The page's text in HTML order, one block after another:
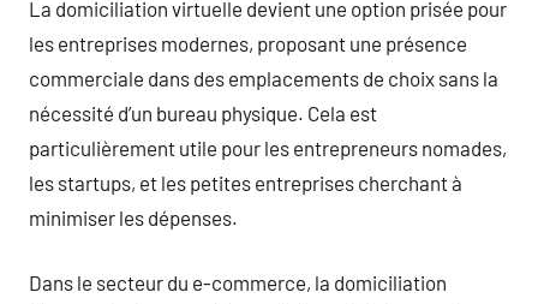
La domiciliation virtuelle devient une option prisée pour
les entreprises modernes, proposant une présence
commerciale dans des emplacements de choix sans la
nécessité d’un bureau physique. Cela est
particulièrement utile pour les entrepreneurs nomades,
les startups, et les petites entreprises cherchant à
minimiser les dépenses.
Dans le secteur du e-commerce, la domiciliation